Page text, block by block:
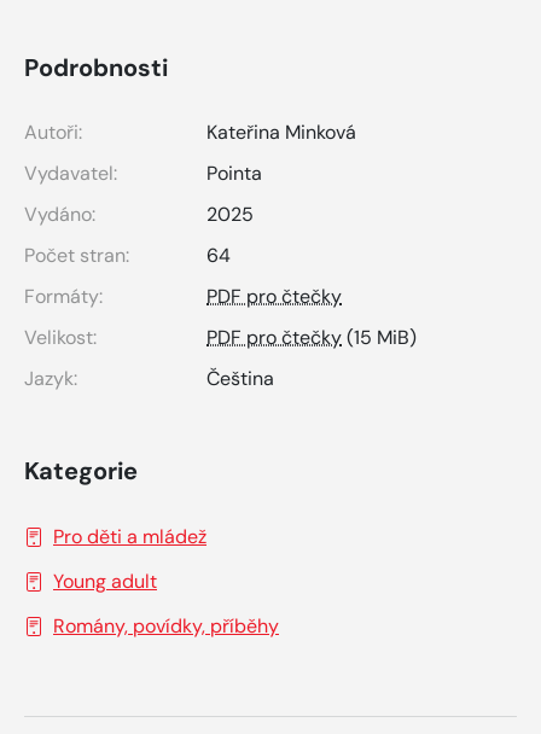
Podrobnosti
Autoři:
Kateřina Minková
Vydavatel:
Pointa
Vydáno:
2025
Počet stran:
64
Formáty:
PDF pro čtečky
Velikost:
PDF pro čtečky(15 MiB)
Jazyk:
Čeština
Kategorie
Pro děti a mládež
Young adult
Romány, povídky, příběhy